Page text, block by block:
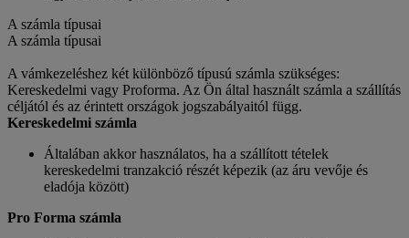
A számla típusai
A számla típusai
A vámkezeléshez két különböző típusú számla szükséges:
Kereskedelmi vagy Proforma. Az Ön által használt számla a szállítás
céljától és az érintett országok jogszabályaitól függ.
Kereskedelmi számla
Általában akkor használatos, ha a szállított tételek
kereskedelmi tranzakció részét képezik (az áru vevője és
eladója között)
Pro Forma számla